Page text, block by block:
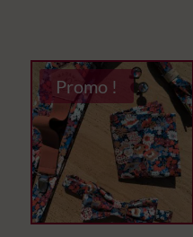
14,90 €
à
125,00 €
Promo !